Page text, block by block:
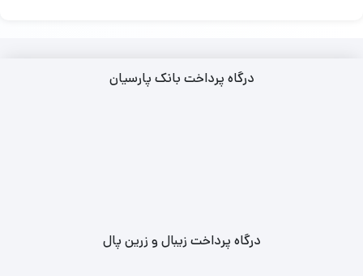
درگاه پرداخت بانک پارسیان
درگاه پرداخت زیبال و زرین پال